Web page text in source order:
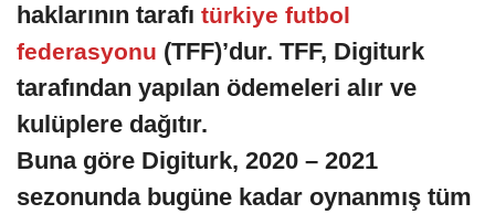
haklarının tarafı türkiye futbol
federasyonu (TFF)’dur. TFF, Digiturk
tarafından yapılan ödemeleri alır ve
kulüplere dağıtır.
Buna göre Digiturk, 2020 – 2021
sezonunda bugüne kadar oynanmış tüm